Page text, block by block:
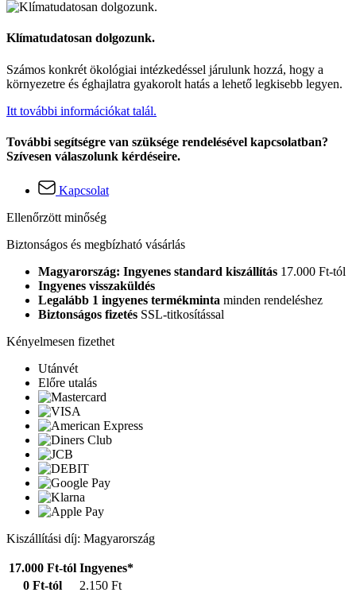
Klímatudatosan dolgozunk.
Számos konkrét ökológiai intézkedéssel járulunk hozzá, hogy a
környezetre és éghajlatra gyakorolt hatás a lehető legkisebb legyen.
Itt további információkat talál.
További segítségre van szüksége rendelésével kapcsolatban?
Szívesen válaszolunk kérdéseire.
Kapcsolat
Ellenőrzött minőség
Biztonságos és megbízható vásárlás
Magyarország: Ingyenes standard kiszállítás 17.000 Ft-tól
Ingyenes visszaküldés
Legalább 1 ingyenes termékminta minden rendeléshez
Biztonságos fizetés SSL-titkosítással
Kényelmesen fizethet
Utánvét
Előre utalás
Kiszállítási díj: Magyarország
17.000 Ft-tól Ingyenes*
0 Ft-tól
2.150 Ft